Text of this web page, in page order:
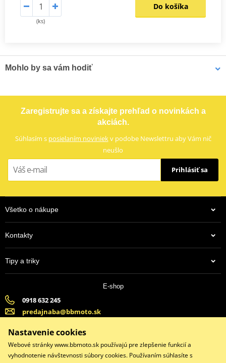
(ks)
Do košíka
Mohlo by sa vám hodiť
Zaregistrujte sa a získajte prehľad o novinkách a
akciách.
Súhlasím s posielaním noviniekv podobe Newslettru aby Vám nič
neušlo
Prihlásiť sa
Všetko o nákupe
Kontakty
Tipy a triky
E-shop
0918 632 245
predajnaba@bbmoto.sk
(Po-Pi 9:00-18:00, So-9:00-15:00)
Nastavenie cookies
Webové stránky www.bbmoto.sk používajú pre zlepšenie funkcií a
vyhodnotenie návštevnosti súbory cookies. Používaním súhlasíte s